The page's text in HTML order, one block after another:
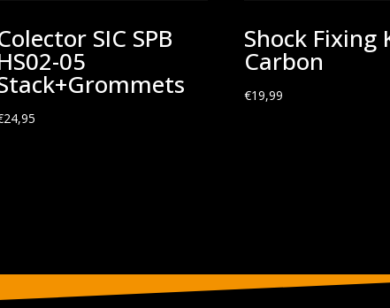
SIC SPB
05
24,95
Shock Fixing
Carbon
€19,99